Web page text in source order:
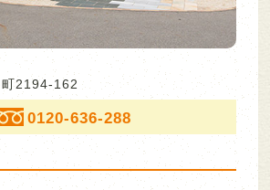
2194-162
0120-636-288